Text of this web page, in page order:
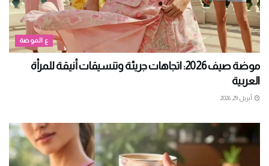
ع الموضة
موضة صيف 2026: اتجاهات جريئة وتنسيقات أنيقة للمرأة
العربية
أبريل 29, 2026